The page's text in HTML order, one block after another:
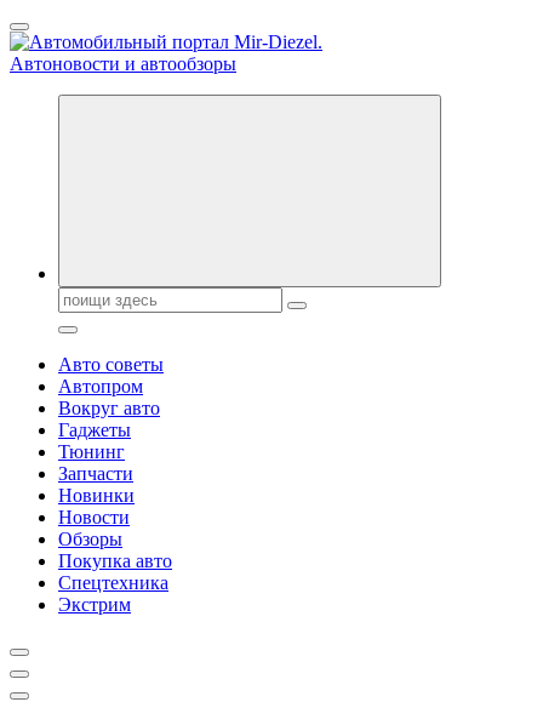
Перейти
к
содержанию
Справочник автомобилиста. Обзор новинок популярных
Поиск:
Авто советы
Автопром
Вокруг авто
Гаджеты
Тюнинг
Запчасти
Новинки
Новости
Обзоры
Покупка авто
Спецтехника
Экстрим